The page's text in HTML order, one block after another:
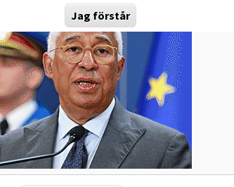
Jag förstår